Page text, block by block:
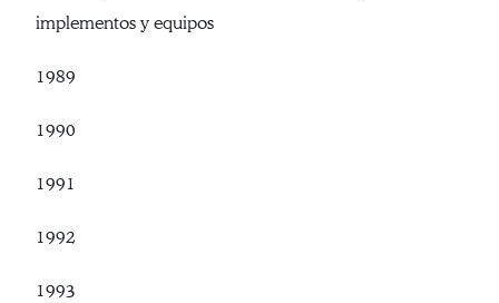
implementos y equipos
1989
1990
1991
1992
1993